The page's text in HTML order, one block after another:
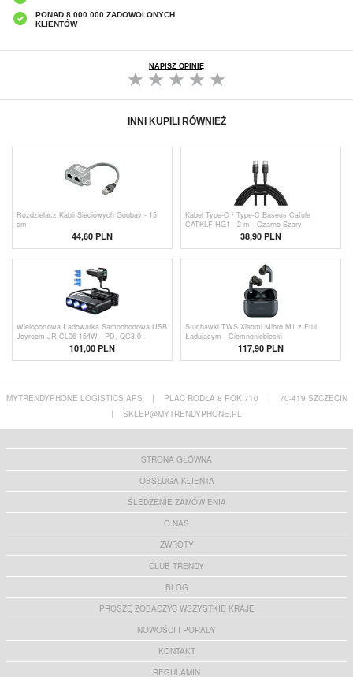
PONAD 8 000 000 ZADOWOLONYCH
KLIENTÓW
NAPISZ OPINIĘ
INNI KUPILI RÓWNIEŻ
Rozdzielacz Kabli Sieciowych Goobay - 15
cm
44,60 PLN
Kabel Type-C / Type-C Baseus Cafule
CATKLF-HG1 - 2 m - Czarno-Szary
38,90 PLN
Wieloportowa Ładowarka Samochodowa USB
Joyroom JR-CL06 154W - PD, QC3.0 -
101,00 PLN
Słuchawki TWS Xiaomi Mibro M1 z Etui
Ładującym - Ciemnoniebieski
117,90 PLN
MYTRENDYPHONE LOGISTICS APS | PLAC RODŁA 8 POK 710 |
70-419 SZCZECIN
|
SKLEP@MYTRENDYPHONE.PL
STRONA GŁÓWNA
OBSŁUGA KLIENTA
ŚLEDZENIE ZAMÓWIENIA
O NAS
ZWROTY
CLUB TRENDY
BLOG
PROSZĘ ZOBACZYĆ WSZYSTKIE KRAJE
NOWOŚCI I PORADY
KONTAKT
REGULAMIN